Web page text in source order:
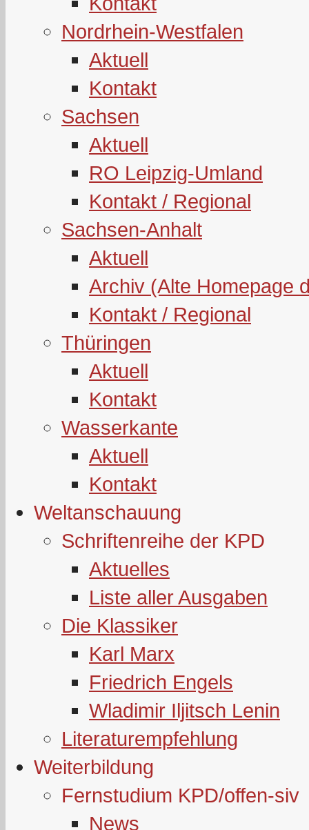
Nordrhein-Westfalen
Aktuell
Kontakt
Sachsen
Aktuell
RO Leipzig-Umland
Kontakt / Regional
Sachsen-Anhalt
Aktuell
Archiv (Alte Homepage
Kontakt / Regional
Thüringen
Aktuell
Kontakt
Wasserkante
Aktuell
Kontakt
Weltanschauung
Schriftenreihe der KPD
Aktuelles
Liste aller Ausgaben
Die Klassiker
Karl Marx
Friedrich Engels
Wladimir Iljitsch Lenin
Literaturempfehlung
Weiterbildung
Fernstudium KPD/offen-siv
News